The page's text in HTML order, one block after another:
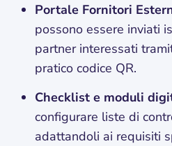
Portale Fornitori
possono essere inviati
partner interessati
pratico codice QR.
Checklist e moduli
configurare liste di
adattandoli ai requisiti